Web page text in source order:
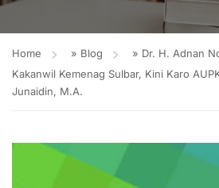
Home » Blog » Dr. H. Adnan
Kakanwil Kemenag Sulbar, Kini Karo
Junaidin, M.A.